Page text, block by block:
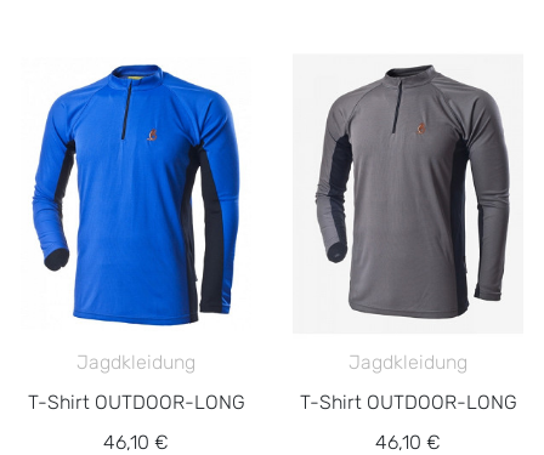
Jagdkleidung
T-Shirt OUTDOOR-LONG
46,10 €
Jagdkleidung
T-Shirt OUTDOOR-LONG
46,10 €